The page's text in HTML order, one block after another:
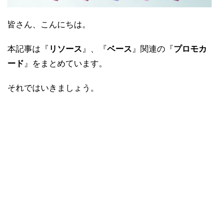
皆さん、こんにちは。
本記事は『 リソース』、『ベース』関連の『プロモカ
ード』をまとめています。
それではいきましょう。